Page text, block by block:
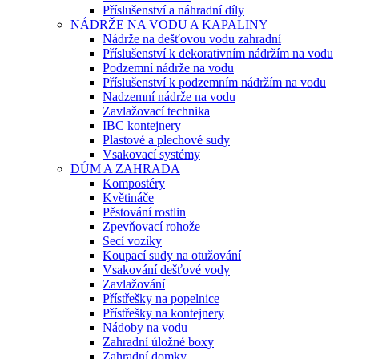
Příslušenství a náhradní díly
NÁDRŽE NA VODU A KAPALINY
Nádrže na dešťovou vodu zahradní
Příslušenství k dekorativním nádržím na vodu
Podzemní nádrže na vodu
Příslušenství k podzemním nádržím na vodu
Nadzemní nádrže na vodu
Zavlažovací technika
IBC kontejnery
Plastové a plechové sudy
Vsakovací systémy
DŮM A ZAHRADA
Kompostéry
Květináče
Pěstování rostlin
Zpevňovací rohože
Secí vozíky
Koupací sudy na otužování
Vsakování dešťové vody
Zavlažování
Přístřešky na popelnice
Přístřešky na kontejnery
Nádoby na vodu
Zahradní úložné boxy
Zahradní domky